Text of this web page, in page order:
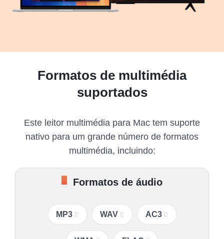
Formatos de multimédia
suportados
Este leitor multimédia para Mac tem suporte
nativo para um grande número de formatos
multimédia, incluindo:
Formatos de áudio
MP3 WAV AC3